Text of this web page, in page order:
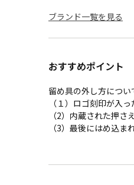
ブランド一覧を見る
おすすめポイント
留め具の外し方につい
（１）ロゴ刻印が入
（2）内蔵された押
（3）最後にはめ込